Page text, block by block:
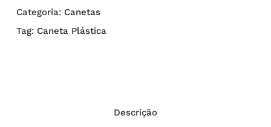
Categoria: Canetas
Tag: Caneta Plástica
Descrição